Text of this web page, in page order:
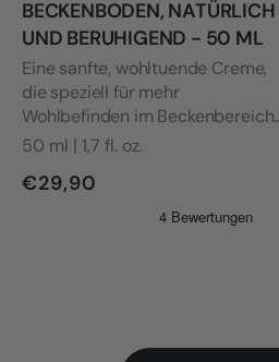
BECKENBODEN, NATÜRLICH
UND BERUHIGEND - 50 ML
Eine sanfte, wohltuende Creme,
die speziell für mehr
Wohlbefinden im Beckenbereich
entwickelt wurde und selbst für
geeignet ist. Die Formel wurde mit
Blick auf die Bedürfnisse von
50 ml | 1,7 fl. oz.
€29,90